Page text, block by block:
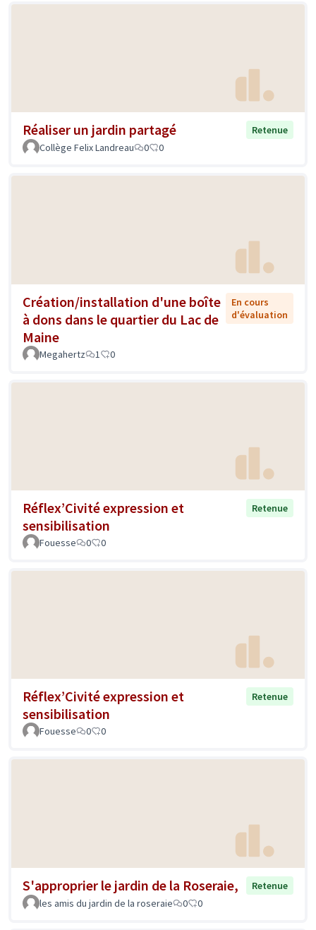
Réaliser un jardin partagé
Retenue
Collège Felix Landreau
0 0
Création/installation d'une boîte
à dons dans le quartier du Lac de
Maine
En cours
d'évaluation
Megahertz 1 0
Réflex’Civité expression et
sensibilisation
Retenue
Fouesse 0 0
Réflex’Civité expression et
sensibilisation
Retenue
Fouesse 0 0
S'approprier le jardin de la Roseraie,
Retenue
les amis du jardin de la roseraie
0 0